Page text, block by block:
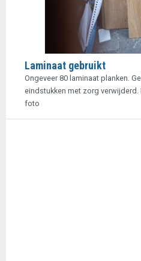
Laminaat gebruikt
Ongeveer 80 laminaat planken.
eindstukken met zorg
foto